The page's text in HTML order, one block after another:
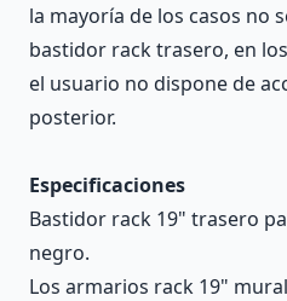
la mayoría de los casos no
bastidor rack trasero, en
el usuario no dispone de
posterior.
Especificaciones
Bastidor rack 19" trasero
negro.
Los armarios rack 19"